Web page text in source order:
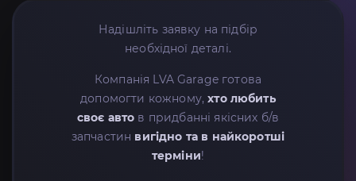
Надішліть заявку на підбір
необхідної деталі.
Компанія LVA Garage готова
допомогти кожному,хто любить
своє авто в придбанні якісних б/в
запчастин вигідно та в найкоротші
терміни!